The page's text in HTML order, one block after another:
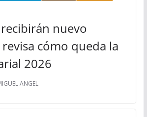
nuevo
cómo queda la
2026
ANGEL